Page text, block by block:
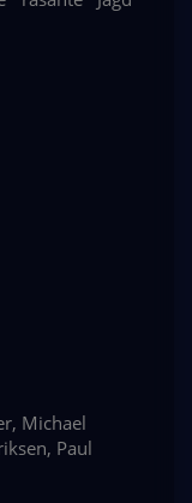
Michael
Paul